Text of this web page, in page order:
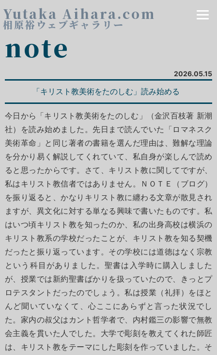
Yutaka Aihara.com
相原裕ウェブギャラリー
note
2026.05.15
「キリスト教美術をたのしむ」読み始める
今日から「キリスト教美術をたのしむ」（金沢百枝著 新潮
社）を読み始めました。先日まで読んでいた「ロマネスク
美術革命」と同じ著者の書籍を選んだ理由は、難解な理論
を分かり易く解説してくれていて、私自身が楽しんで読め
ると思ったからです。さて、キリスト教に関してですが、
私はキリスト教信者ではありません。ＮＯＴＥ（ブログ）
を振り返ると、かなりキリスト教に纏わる文章が散見され
ますが、異文化に対する単なる興味で書いたものです。私
はいつ頃キリスト教を知ったのか、私の出身高校は横浜の
キリスト教系の学校だったことが、キリスト教を知る契機
だったと振り返っています。その学校には道徳はなく宗教
という科目がありました。聖書は入学時に購入しました
が、授業では新約聖書ばかりを扱っていたので、きっとプ
ロテスタントだったのでしょう。私は授業（礼拝）をほと
んど聞いていなくて、心ここにあらずと言った状況でし
た。家内の叔父はカント哲学者で、内村鑑三の影響で無教
会主義を貫いた人でした。大学で彫刻を教えてくれた師匠
は、キリスト教をテーマにした彫刻を作っていました。そ